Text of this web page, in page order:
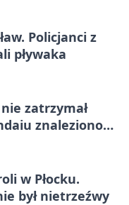
Policjanci z
pływaka
zatrzymał
znaleziono
w Płocku.
był nietrzeźwy